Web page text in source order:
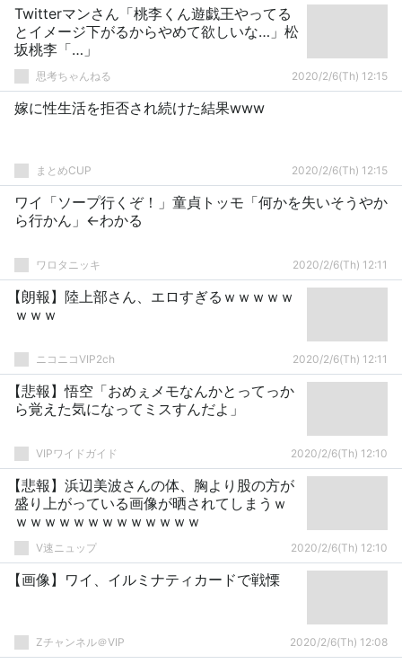
Twitterマンさん「桃李くん遊戯王やってる
とイメージ下がるからやめて欲しいな…」松
坂桃李「…」
思考ちゃんねる 2020/2/6(Th) 12:15
嫁に性生活を拒否され続けた結果www
まとめCUP 2020/2/6(Th) 12:15
ワイ「ソープ行くぞ！」童貞トッモ「何かを失いそうやか
ら行かん」←わかる
ワロタニッキ 2020/2/6(Th) 12:11
【朗報】陸上部さん、エロすぎるｗｗｗｗｗ
ｗｗｗ
ニコニコVIP2ch 2020/2/6(Th) 12:11
【悲報】悟空「おめぇメモなんかとってっか
ら覚えた気になってミスすんだよ」
VIPワイドガイド 2020/2/6(Th) 12:10
【悲報】浜辺美波さんの体、胸より股の方が
盛り上がっている画像が晒されてしまうｗ
ｗｗｗｗｗｗｗｗｗｗｗｗｗ
V速ニュップ 2020/2/6(Th) 12:10
【画像】ワイ、イルミナティカードで戦慄
Zチャンネル＠VIP 2020/2/6(Th) 12:08